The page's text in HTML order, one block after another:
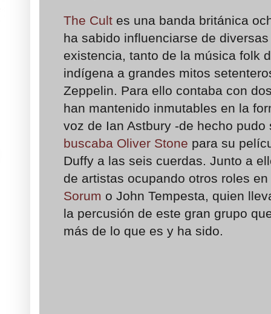
The Cult es una banda británica
ha sabido influenciarse de
existencia, tanto de la música folk
indígena a grandes mitos
Zeppelin. Para ello contaba con
han mantenido inmutables en la
voz de Ian Astbury -de hecho
buscaba Oliver Stone para su
Duffy a las seis cuerdas. Junto a
de artistas ocupando otros roles
Sorum o John Tempesta, quien
la percusión de este gran grupo
más de lo que es y ha sido.